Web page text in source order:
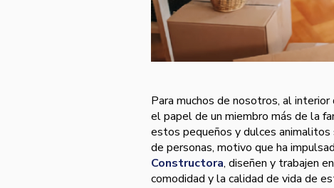
Para muchos de nosotros, al
el papel de un miembro más de la
estos pequeños y dulces animalitos
de personas, motivo que ha
Constructora, diseñen y trabajen
comodidad y la calidad de vida de